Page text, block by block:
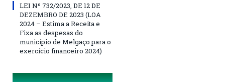
LEI Nº 732/2023, DE 12 DE
DEZEMBRO DE 2023 (LOA
2024 – Estima a Receita e
Fixa as despesas do
município de Melgaço para o
exercício financeiro 2024)